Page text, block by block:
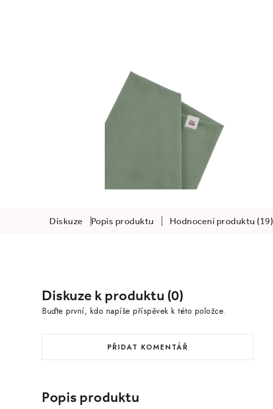
Popis produktu Hodnocení produktu (19)
Diskuze
Popis produktu
Diskuze k produktu (0)
Buďte první, kdo napíše příspěvek k této položce.
PŘIDAT KOMENTÁŘ